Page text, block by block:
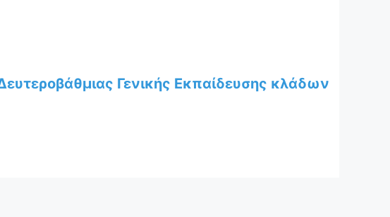
Γενικής Εκπαίδευσης κλάδων